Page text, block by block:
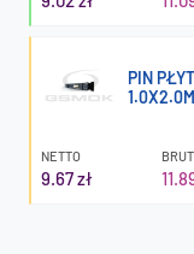
PIN
NETTO
9.67 zł